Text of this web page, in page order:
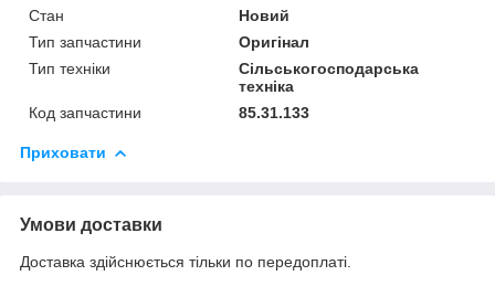
Стан
Новий
Тип запчастини
Оригінал
Тип техніки
Сільськогосподарська
техніка
Код запчастини
85.31.133
Приховати
Умови доставки
Доставка здійснюється тільки по передоплаті.